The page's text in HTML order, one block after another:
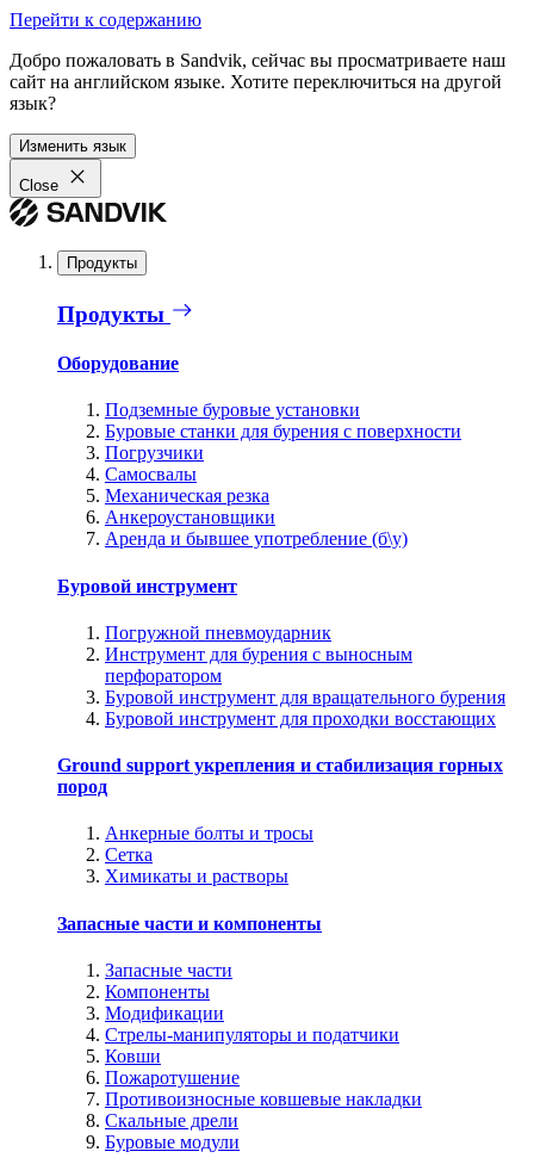
Перейти к содержанию
Добро пожаловать в Sandvik, сейчас вы просматриваете наш
сайт на английском языке. Хотите переключиться на другой
язык?
Изменить язык
Close
Продукты
Продукты
Оборудование
Подземные буровые установки
Буровые станки для бурения с поверхности
Погрузчики
Самосвалы
Механическая резка
Анкероустановщики
Аренда и бывшее употребление (б\у)
Буровой инструмент
Погружной пневмоударник
Инструмент для бурения с выносным
перфоратором
Буровой инструмент для вращательного бурения
Буровой инструмент для проходки восстающих
Ground support укрепления и стабилизация горных
пород
Анкерные болты и тросы
Сетка
Химикаты и растворы
Запасные части и компоненты
Запасные части
Компоненты
Модификации
Стрелы-манипуляторы и податчики
Ковши
Пожаротушение
Противоизносные ковшевые накладки
Скальные дрели
Буровые модули